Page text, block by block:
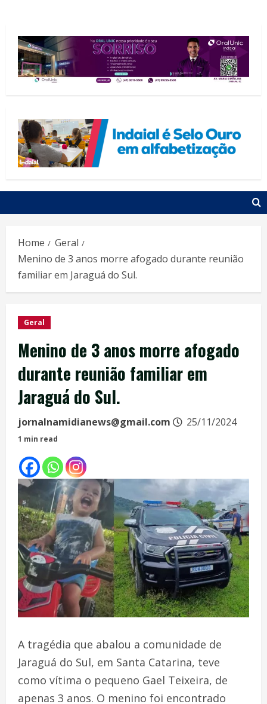
Home
Geral
Menino de 3 anos morre afogado durante reunião
familiar em Jaraguá do Sul.
Geral
Menino de 3 anos morre afogado
durante reunião familiar em
Jaraguá do Sul.
jornalnamidianews@gmail.com 25/11/2024
1 min read
A tragédia que abalou a comunidade de
Jaraguá do Sul, em Santa Catarina, teve
como vítima o pequeno Gael Teixeira, de
apenas 3 anos. O menino foi encontrado